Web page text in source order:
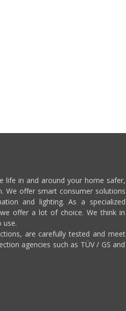
life in and around your home safer,
We offer smart consumer solutions
and lighting. As a specialized
offer a lot of choice. We think in
use.
are carefully tested and meet
agencies such as TÜV / GS and